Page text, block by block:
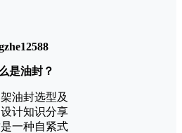
是油封？
一种自紧式